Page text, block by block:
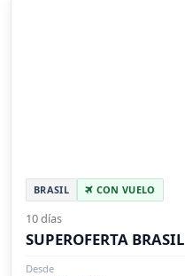
BRASIL CON VUELO
10 días
SUPEROFERTA BRASIL
Desde